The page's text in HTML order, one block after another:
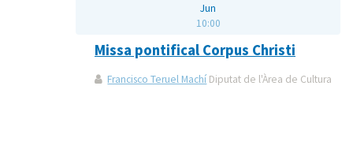
Jun
10:00
Missa pontifical Corpus Christi
Francisco Teruel Machí Diputat de l'Àrea de Cultura